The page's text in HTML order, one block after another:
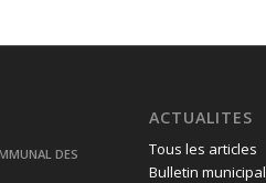
DES
ACTUALITES
Tous les articles
Bulletin municipal